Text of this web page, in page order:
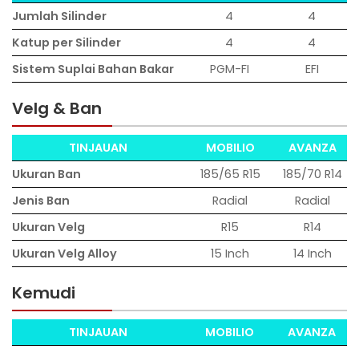
Jumlah Silinder 4
4
Katup per Silinder
4
4
Sistem Suplai Bahan Bakar
PGM-FI EFI
Velg & Ban
TINJAUAN MOBILIO
AVANZA
Ukuran Ban
185/65 R15
185/70 R14
Jenis Ban
Radial
Radial
Ukuran Velg
R15
R14
Ukuran Velg Alloy
15 Inch 14 Inch
Kemudi
TINJAUAN MOBILIO AVANZA